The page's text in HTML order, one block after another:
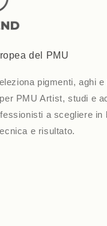
del PMU
pigmenti, aghi e
PMU Artist, studi e
a scegliere in
e risultato.